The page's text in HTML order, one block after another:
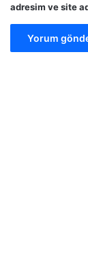
adresim ve site